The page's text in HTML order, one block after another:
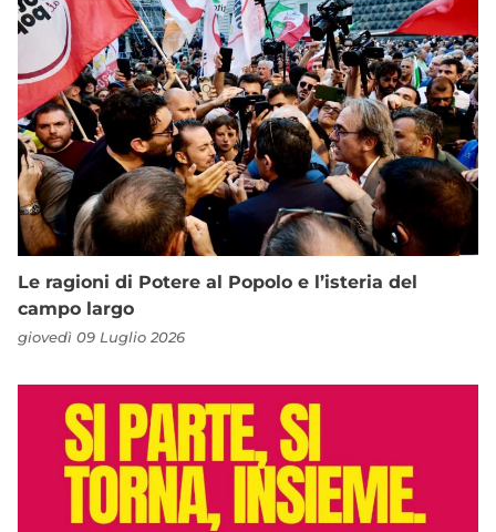
Le ragioni di Potere al Popolo e l’isteria del
campo largo
giovedì 09 Luglio 2026